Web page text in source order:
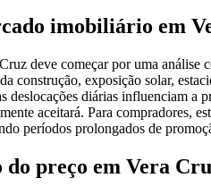
imobiliário em
deve começar por uma análise
construção, exposição solar,
deslocações diárias influenciam
aceitará. Para compradores,
períodos prolongados de
do preço em Vera